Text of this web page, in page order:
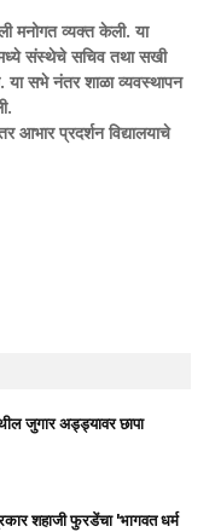
मनोगत व्यक्त केली. या
संस्थेचे सचिव तथा सखी
या सभे नंतर शाळा व्यवस्थापन
प्रदर्शन विद्यालयाचे
जुगार अड्ड्यावर छापा
शहाजी फुरडेंचा 'भागवत धर्म